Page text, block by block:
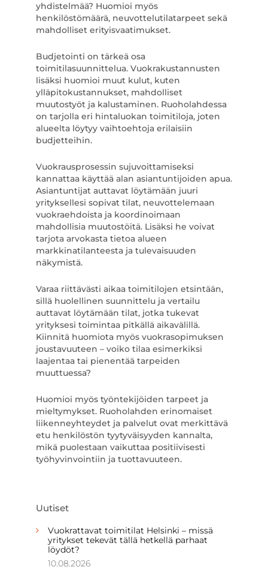
yhdistelmää? Huomioi myös
henkilöstömäärä, neuvottelutilatarpeet sekä
mahdolliset erityisvaatimukset.
Budjetointi on tärkeä osa
toimitilasuunnittelua. Vuokrakustannusten
lisäksi huomioi muut kulut, kuten
ylläpitokustannukset, mahdolliset
muutostyöt ja kalustaminen. Ruoholahdessa
on tarjolla eri hintaluokan toimitiloja, joten
alueelta löytyy vaihtoehtoja erilaisiin
budjetteihin.
Vuokrausprosessin sujuvoittamiseksi
kannattaa käyttää alan asiantuntijoiden apua.
Asiantuntijat auttavat löytämään juuri
yrityksellesi sopivat tilat, neuvottelemaan
vuokraehdoista ja koordinoimaan
mahdollisia muutostöitä. Lisäksi he voivat
tarjota arvokasta tietoa alueen
markkinatilanteesta ja tulevaisuuden
näkymistä.
Varaa riittävästi aikaa toimitilojen etsintään,
sillä huolellinen suunnittelu ja vertailu
auttavat löytämään tilat, jotka tukevat
yrityksesi toimintaa pitkällä aikavälillä.
Kiinnitä huomiota myös vuokrasopimuksen
joustavuuteen – voiko tilaa esimerkiksi
laajentaa tai pienentää tarpeiden
muuttuessa?
Huomioi myös työntekijöiden tarpeet ja
mieltymykset. Ruoholahden erinomaiset
liikenneyhteydet ja palvelut ovat merkittävä
etu henkilöstön tyytyväisyyden kannalta,
mikä puolestaan vaikuttaa positiivisesti
työhyvinvointiin ja tuottavuuteen.
Uutiset
Vuokrattavat toimitilat Helsinki – missä
yritykset tekevät tällä hetkellä parhaat
löydöt?
10.08.2026